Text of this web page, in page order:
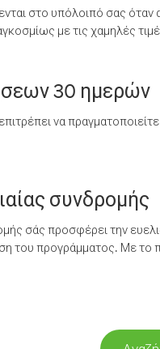
στο υπόλοιπό σας
με τις χαμηλές
30 ημερών
να
συνδρομής
σάς προσφέρει την
του προγράμματος. Με το